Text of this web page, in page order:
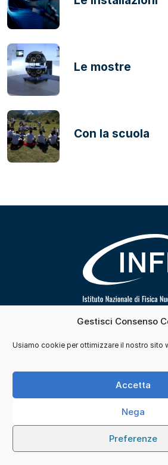
Gestisci Consenso
Usiamo cookie per ottimizzare il nostro sito
Accetta
Nega
Preferenze
Le mostre
Con la scuola
Segui INFN su
Contatti Cookie e consensi
Credits